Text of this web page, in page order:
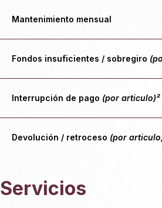
Mantenimiento mensual
Fondos insuficientes / sobregiro
Interrupción de pago (por articulo)²
Devolución / retroceso (por
Servicios